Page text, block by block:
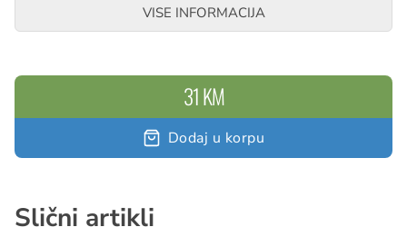
VISE INFORMACIJA
31 KM
Dodaj u korpu
Slični artikli